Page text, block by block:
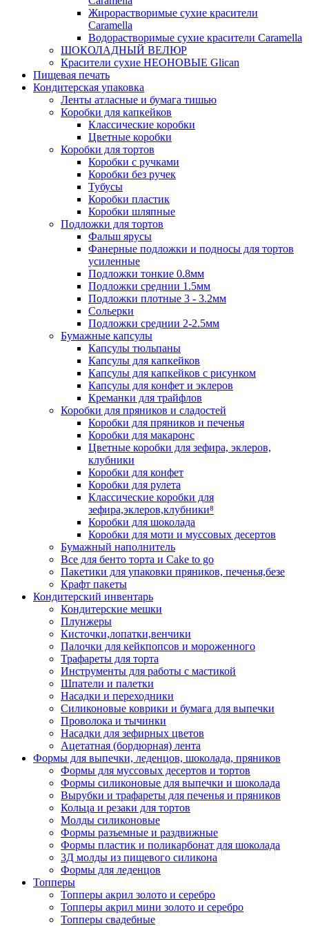
Жирорастворимые сухие красители
Caramella
Водорастворимые сухие красители Caramella
ШОКОЛАДНЫЙ ВЕЛЮР
Красители сухие НЕОНОВЫЕ Glican
Пищевая печать
Кондитерская упаковка
Ленты атласные и бумага тишью
Коробки для капкейков
Классические коробки
Цветные коробки
Коробки для тортов
Коробки с ручками
Коробки без ручек
Тубусы
Коробки пластик
Коробки шляпные
Подложки для тортов
Фальш ярусы
Фанерные подложки и подносы для тортов
усиленные
Подложки тонкие 0.8мм
Подложки среднии 1.5мм
Подложки плотные 3 - 3.2мм
Сольерки
Подложки среднии 2-2.5мм
Бумажные капсулы
Капсулы тюльпаны
Капсулы для капкейков
Капсулы для капкейков с рисунком
Капсулы для конфет и эклеров
Креманки для трайфлов
Коробки для пряников и сладостей
Коробки для пряников и печенья
Коробки для макаронс
Цветные коробки для зефира, эклеров,
клубники
Коробки для конфет
Коробки для рулета
Классические коробки для
зефира,эклеров,клубники⁸
Коробки для шоколада
Коробки для моти и муссовых десертов
Бумажный наполнитель
Все для бенто торта и Cake to go
Пакетики для упаковки пряников, печенья,безе
Крафт пакеты
Кондитерский инвентарь
Кондитерские мешки
Плунжеры
Кисточки,лопатки,венчики
Палочки для кейкпопсов и мороженного
Трафареты для торта
Инструменты для работы с мастикой
Шпатели и палетки
Насадки и переходники
Силиконовые коврики и бумага для выпечки
Проволока и тычинки
Насадки для зефирных цветов
Ацетатная (бордюрная) лента
Формы для выпечки, леденцов, шоколада, пряников
Формы для муссовых десертов и тортов
Формы силиконовые для выпечки и шоколада
Вырубки и трафареты для печенья и пряников
Кольца и резаки для тортов
Молды силиконовые
Формы разъемные и раздвижные
Формы пластик и поликарбонат для шоколада
3Д молды из пищевого силикона
Формы для леденцов
Топперы
Топперы акрил золото и серебро
Топперы акрил мини золото и серебро
Топперы свадебные